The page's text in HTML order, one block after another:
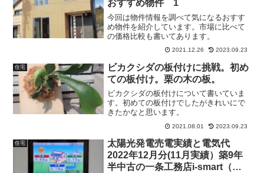
おすすめ物件 1
今回は物件情報を調べて気になるおすす
め物件を紹介しています。市場に比べて
の価格比較も書いてあります。
2021.12.26 2023.09.23
住宅
ビカクシダの板付けに挑戦。初め
ての板付け。栗の木の板。
ビカクシダの板付けについて書いていま
す。初めての板付けでしたがきれいにで
きたかなと思います。
2021.08.01 2023.09.23
住宅
太陽光発電売電実績と電気代
2022年12月分(11月実績）築9年
半中古の一条工務店i-smart（ア